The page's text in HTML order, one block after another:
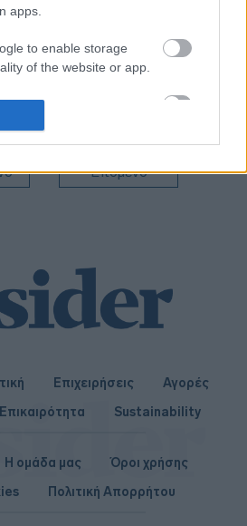
apps.
to enable storage
of the website or app.
to enable storage
including authentication
OpenAI: Ένα βήμα πιο
κοντά στην Wall Street
η εταιρεία πίσω από το
Επόμενο
Επιχειρήσεις
Αγορές
Επικαιρότητα Sustainability
Η ομάδα μας
Όροι χρήσης
Πολιτική Απορρήτου